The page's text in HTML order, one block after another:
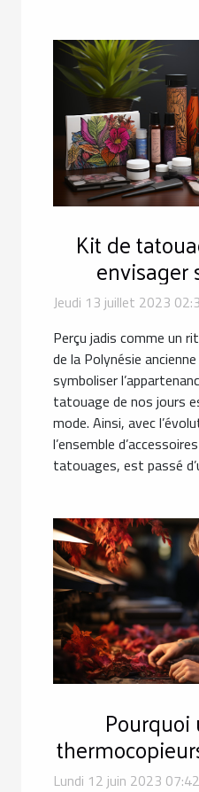
Kit de
envisager
Jeudi 13 juillet 2023
Perçu jadis comme un
de la Polynésie
symboliser
tatouage de nos jours
mode. Ainsi, avec
l’ensemble
tatouages, est passé
Lundi 12 juin 2023 07:42